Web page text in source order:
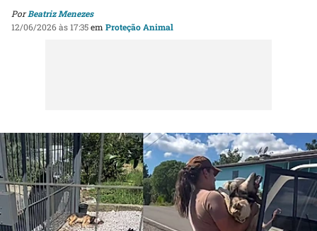
PorBeatriz Menezes
12/06/2026 às 17:35em Proteção Animal